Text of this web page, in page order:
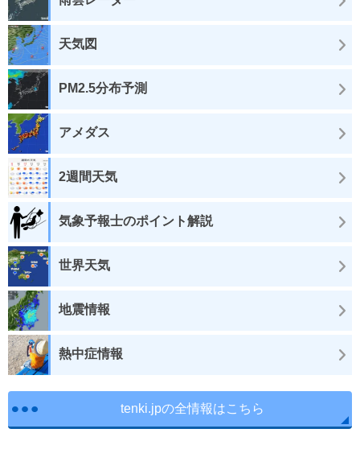
天気図
PM2.5分布予測
アメダス
2週間天気
気象予報士のポイント解説
世界天気
地震情報
熱中症情報
tenki.jpの全情報はこちら